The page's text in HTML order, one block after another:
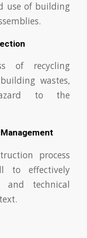
use of building
of recycling
wastes,
to the
process
to effectively
and technical